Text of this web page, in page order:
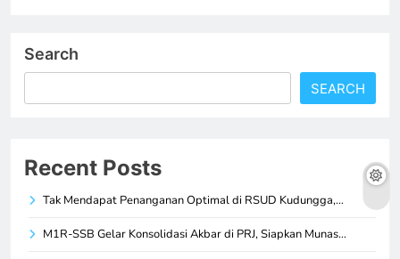
Search
SEARCH
Recent Posts
Tak Mendapat Penanganan Optimal di RSUD Kudungga,…
M1R-SSB Gelar Konsolidasi Akbar di PRJ, Siapkan Munas…